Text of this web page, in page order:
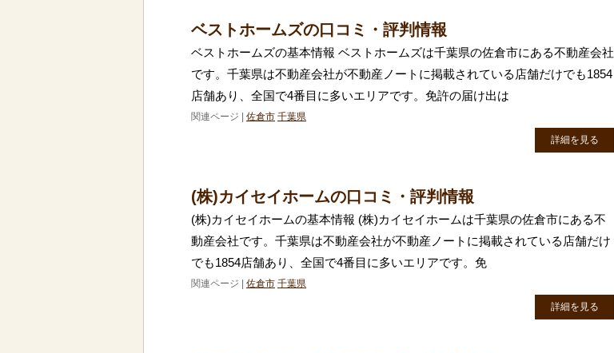
ベストホームズの口コミ・評判情報
ベストホームズの基本情報 ベストホームズは千葉県の佐倉市にある不動産会社
です。千葉県は不動産会社が不動産ノートに掲載されている店舗だけでも1854
店舗あり、全国で4番目に多いエリアです。免許の届け出は
関連ページ | 佐倉市 千葉県
詳細を見る
(株)カイセイホームの口コミ・評判情報
(株)カイセイホームの基本情報 (株)カイセイホームは千葉県の佐倉市にある不
動産会社です。千葉県は不動産会社が不動産ノートに掲載されている店舗だけ
でも1854店舗あり、全国で4番目に多いエリアです。免
関連ページ | 佐倉市 千葉県
詳細を見る